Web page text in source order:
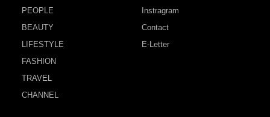
PEOPLE
BEAUTY
LIFESTYLE
FASHION
TRAVEL
CHANNEL
Instragram
Contact
E-Letter